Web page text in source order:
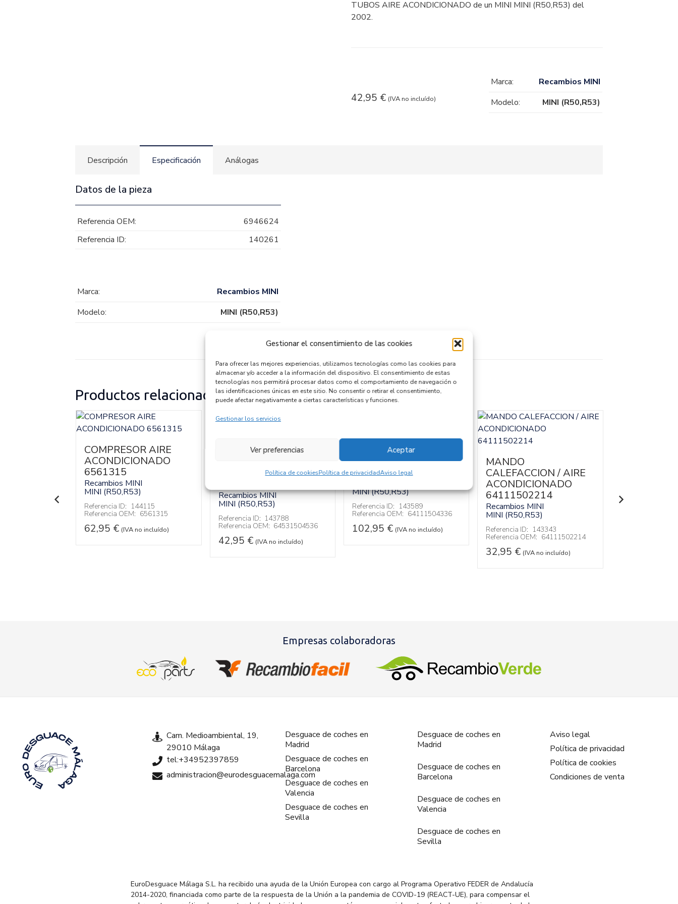
Gestionar el consentimiento de las cookies
Para ofrecer las mejores experiencias, utilizamos tecnologías como las cookies para
almacenar y/o acceder a la información del dispositivo. El consentimiento de estas
tecnologías nos permitirá procesar datos como el comportamiento de navegación o
las identificaciones únicas en este sitio. No consentir o retirar el consentimiento,
puede afectar negativamente a ciertas características y funciones.
Gestionar los servicios
Aceptar
Ver preferencias
Política de cookiesPolítica de privacidadAviso legal
TUBOS AIRE ACONDICIONADO de un MINI MINI (R50,R53) del
2002.
42,95 € (IVA no incluído)
Marca:
Recambios MINI
Modelo:
MINI (R50,R53)
Descripción Especificación Análogas
Datos de la pieza
Referencia OEM:
6946624
Referencia ID:
140261
Marca:
Recambios MINI
Modelo:
MINI (R50,R53)
Productos relacionados
COMPRESOR AIRE
ACONDICIONADO
6561315
Recambios MINI
MINI (R50,R53)
Referencia ID: 144115
Referencia OEM: 6561315
62,95 € (IVA no incluído)
ACONDICIONADO
Recambios MINI
MINI (R50,R53)
Referencia ID: 143788
Referencia OEM: 64531504536
42,95 € (IVA no incluído)
CALEFACCION
ENTERA NORMAL
64111504336
MINI (R50,R53)
Referencia ID: 143589
Referencia OEM: 64111504336
102,95 € (IVA no incluído)
MANDO
CALEFACCION / AIRE
ACONDICIONADO
64111502214
Recambios MINI
MINI (R50,R53)
Referencia ID: 143343
Referencia OEM: 64111502214
32,95 € (IVA no incluído)
Referencia ID:
Empresas colaboradoras
Cam. Medioambiental, 19,
29010 Málaga
tel:+34952397859
administracion@eurodesguacemalaga.com
Desguace de coches en
Madrid
Desguace de coches en
Barcelona
Desguace de coches en
Valencia
Desguace de coches en
Sevilla
Desguace de coches en
Madrid
Desguace de coches en
Barcelona
Desguace de coches en
Valencia
Desguace de coches en
Sevilla
Aviso legal
Política de privacidad
Política de cookies
Condiciones de venta
EuroDesguace Málaga S.L. ha recibido una ayuda de la Unión Europea con cargo al Programa Operativo FEDER de Andalucía
2014-2020, financiada como parte de la respuesta de la Unión a la pandemia de COVID-19 (REACT-UE), para compensar el